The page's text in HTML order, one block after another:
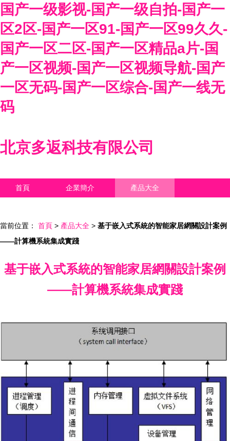
国产一级影视-国产一级自拍-国产一
区2区-国产一区91-国产一区99久久-
国产一区二区-国产一区精品a片-国
产一区视频-国产一区视频导航-国产
一区无码-国产一区综合-国产一线无
码
北京多返科技有限公司
首頁 企業簡介 產品大全
當前位置： 首頁 > 產品大全 > 基于嵌入式系統的智能家居網關設計案例
——計算機系統集成實踐
基于嵌入式系統的智能家居網關設計案例
——計算機系統集成實踐